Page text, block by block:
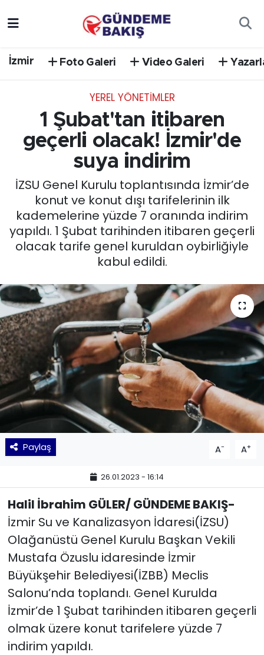
İzmir Foto Galeri Video Galeri
YEREL YÖNETİMLER
1 Şubat'tan itibaren
geçerli olacak! İzmir'de
suya indirim
İZSU Genel Kurulu toplantısında İzmir’de
konut ve konut dışı tarifelerinin ilk
kademelerine yüzde 7 oranında indirim
yapıldı. 1 Şubat tarihinden itibaren geçerli
olacak tarife genel kuruldan oybirliğiyle
kabul edildi.
Paylaş A- A+
26.01.2023 - 16:14
Halil İbrahim GÜLER/ GÜNDEME BAKIŞ-
İzmir Su ve Kanalizasyon İdaresi(İZSU)
Olağanüstü Genel Kurulu Başkan Vekili
Mustafa Özuslu idaresinde İzmir
Büyükşehir Belediyesi(İZBB) Meclis
Salonu’nda toplandı. Genel Kurulda
İzmir’de 1 Şubat tarihinden itibaren geçerli
olmak üzere konut tarifelere yüzde 7
indirim yapıldı.
EGE
EKONOMİ
English News
KÜLTÜR SANAT
MAGAZİN
POLİTİKA
SAĞLIK
Siyaset
SPOR
Yaşam
YEREL POLİTİKA
YEREL YÖNETİMLER
Yurt
Trafik Durumu
Süper Lig Puan Durumu ve Fikstür
Tüm Manşetler
Son Dakika Haberleri
Haber Arşivi